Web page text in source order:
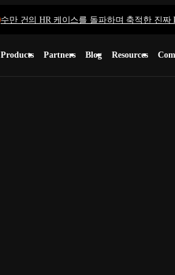
수만 건의 HR 케이스를 돌파하며 축적한 진짜
Products Partners Blog Resources